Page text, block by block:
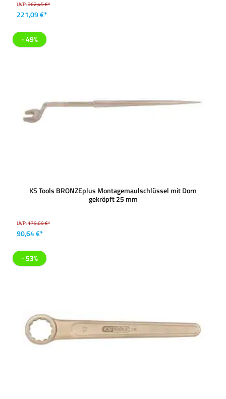
UVP:362,45 €*
221,09 €*
- 49%
KS Tools BRONZEplus Montagemaulschlüssel mit Dorn
gekröpft 25 mm
UVP:179,69 €*
90,64 €*
- 53%